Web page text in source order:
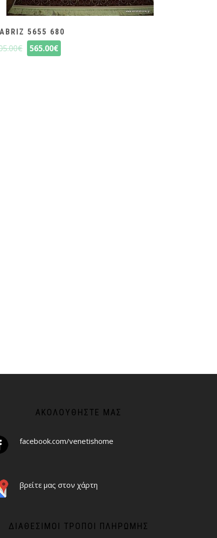
5655 680
€ 565.00€
ΑΚΟΛΟΥΘΉΣΤΕ ΜΑΣ
facebook.com/venetishome
βρείτε μας στον χάρτη
ΔΙΑΘΈΣΙΜΟΙ ΤΡΌΠΟΙ ΠΛΗΡΩΜΉΣ